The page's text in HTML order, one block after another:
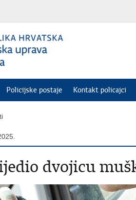
Policijske postaje Kontakt policajci
dvojicu